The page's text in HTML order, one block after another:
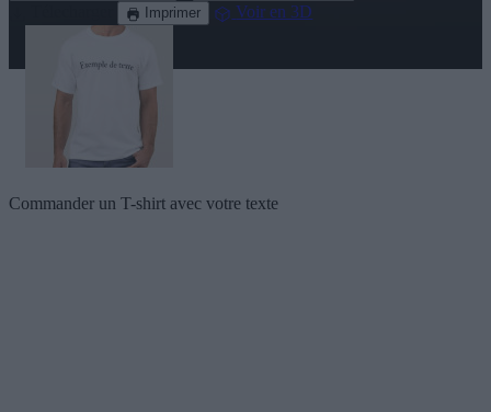
Imprimer Voir en 3D
Commander un T-shirt avec votre texte